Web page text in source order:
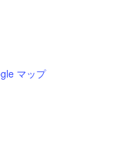
マップ